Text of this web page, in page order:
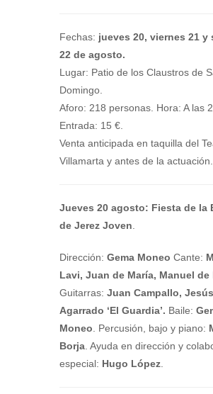
Fechas: jueves 20, viernes 21 y
22 de agosto.
Lugar: Patio de los Claustros de
Domingo.
Aforo: 218 personas. Hora: A las
Entrada: 15 €.
Venta anticipada en taquilla del
Villamarta y antes de la actuación.
Jueves 20 agosto: Fiesta de la
de Jerez Joven.
Dirección: Gema Moneo Cante:
Lavi, Juan de María, Manuel de
Guitarras: Juan Campallo, Jesús
Agarrado ‘El Guardia’. Baile:
Moneo. Percusión, bajo y piano:
Borja. Ayuda en dirección y
especial: Hugo López.